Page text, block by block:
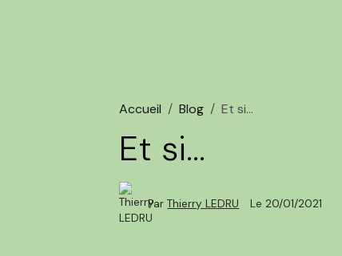
Accueil Blog Et si...
Et si...
ParThierry LEDRU Le 20/01/2021